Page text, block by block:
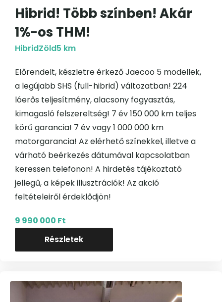
Hibrid! Több színben! Akár
1%-os THM!
HibridZöld5 km
Előrendelt, készletre érkező Jaecoo 5 modellek,
a legújabb SHS (full-hibrid) változatban! 224
lóerős teljesítmény, alacsony fogyasztás,
kimagasló felszereltség! 7 év 150 000 km teljes
körű garancia! 7 év vagy 1 000 000 km
motorgarancia! Az elérhető színekkel, illetve a
várható beérkezés dátumával kapcsolatban
keressen telefonon! A hirdetés tájékoztató
jellegű, a képek illusztrációk! Az akció
feltételeiről érdeklődjön!
Részletek
9 990 000 Ft